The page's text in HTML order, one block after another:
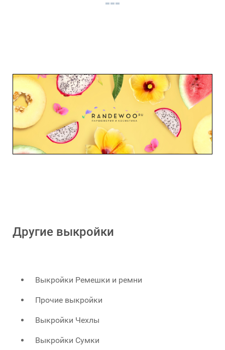
Другие выкройки
Выкройки Ремешки и ремни
Прочие выкройки
Выкройки Чехлы
Выкройки Сумки